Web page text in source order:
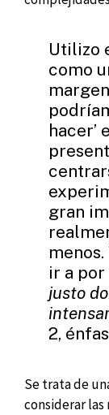
Utilizo
como
hacer’
gran
ir a por
justo
2,
Se trata de
considerar las